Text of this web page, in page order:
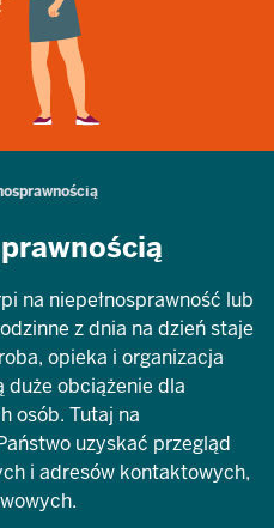
na niepełnosprawność lub
z dnia na dzień staje
opieka i organizacja
duże obciążenie dla
osób. Tutaj na
uzyskać przegląd
i adresów kontaktowych,